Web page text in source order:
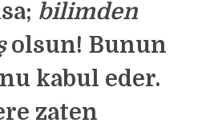
bilimden
olsun! Bunun
kabul eder.
zaten